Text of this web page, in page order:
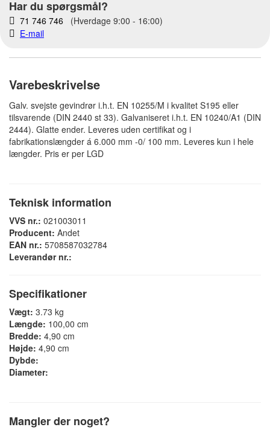
Har du spørgsmål?
71 746 746 (Hverdage 9:00 - 16:00)
E-mail
Varebeskrivelse
Galv. svejste gevindrør i.h.t. EN 10255/M i kvalitet S195 eller
tilsvarende (DIN 2440 st 33). Galvaniseret i.h.t. EN 10240/A1 (DIN
2444). Glatte ender. Leveres uden certifikat og i
fabrikationslængder á 6.000 mm -0/ 100 mm. Leveres kun i hele
længder. Pris er per LGD
Teknisk information
VVS nr.: 021003011
Producent: Andet
EAN nr.: 5708587032784
Leverandør nr.:
Specifikationer
Vægt: 3.73 kg
Længde: 100,00 cm
Bredde: 4,90 cm
Højde: 4,90 cm
Dybde:
Diameter:
Mangler der noget?